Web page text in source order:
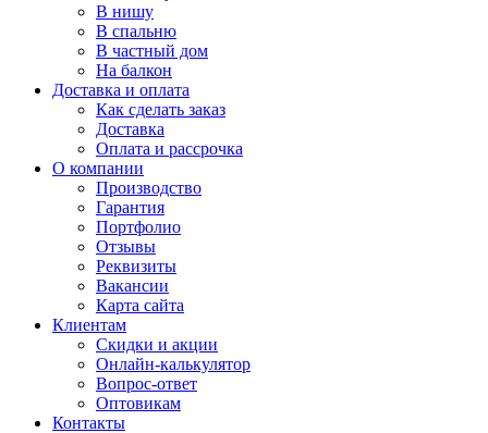
В нишу
В спальню
В частный дом
На балкон
Доставка и оплата
Как сделать заказ
Доставка
Оплата и рассрочка
О компании
Производство
Гарантия
Портфолио
Отзывы
Реквизиты
Вакансии
Карта сайта
Клиентам
Скидки и акции
Онлайн-калькулятор
Вопрос-ответ
Оптовикам
Контакты